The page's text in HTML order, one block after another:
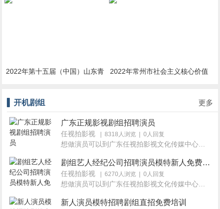
2022年第十五届（中国）山东青
2022年常州市社会主义核心价值
开机剧组 更多
广东正规影视剧组招聘演员
任视拍影视 | 8318人浏览 | 0人回复
想做演员可以到广东任视拍影视文化传媒中心（公司信息网...
剧组艺人经纪公司招聘演员模特新人免费培训
任视拍影视 | 6270人浏览 | 0人回复
想做演员可以到广东任视拍影视文化传媒中心（公司信息网...
新人演员模特招聘剧组直招免费培训